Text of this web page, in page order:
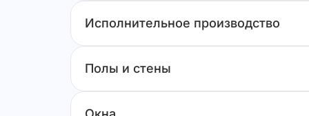
Исполнительное производство
Полы и стены